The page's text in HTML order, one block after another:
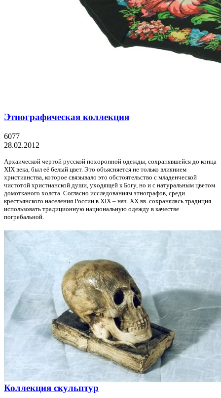
Этнографическая коллекция
6077
28.02.2012
Архаической чертой русской похоронной одежды, сохранявшейся до конца
XIX века, был её белый цвет. Это объясняется не только влиянием
христианства, которое связывало это обстоятельство с младенческой
чистотой христианской души, уходящей к Богу, но и с натуральным цветом
домотканого холста. Согласно исследованиям этнографов, среди
крестьянского населения России в XIX – нач. XX вв. сохранялась традиция
использовать традиционную национальную одежду в качестве
погребальной.
Коллекция скульптур